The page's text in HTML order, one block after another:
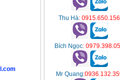
Thu Hà: 0915.650.156
Bích Ngọc:
Mr Quang